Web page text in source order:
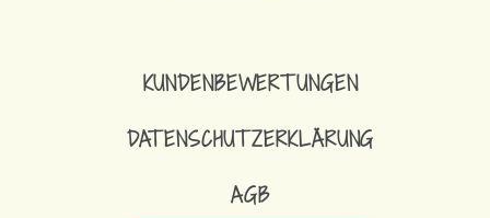
KUNDENBEWERTUNGEN
DATENSCHUTZERKLÄRUNG
AGB